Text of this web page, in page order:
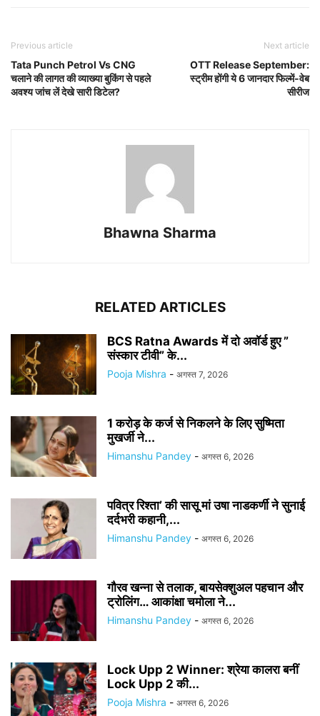
Previous article
Tata Punch Petrol Vs CNG
चलाने की लागत की व्याख्या बुकिंग से पहले
अवश्य जांच लें देखे सारी डिटेल?
Next article
OTT Release September:
स्ट्रीम होंगी ये 6 जानदार फिल्में-वेब
सीरीज
Bhawna Sharma
RELATED ARTICLES
BCS Ratna Awards में दो अवॉर्ड हुए ”
संस्कार टीवी” के...
Pooja Mishra - अगस्त 7, 2026
1 करोड़ के कर्ज से निकलने के लिए सुष्मिता
मुखर्जी ने...
Himanshu Pandey - अगस्त 6, 2026
पवित्र रिश्ता’ की सासू मां उषा नाडकर्णी ने सुनाई
दर्दभरी कहानी,...
Himanshu Pandey - अगस्त 6, 2026
गौरव खन्ना से तलाक, बायसेक्शुअल पहचान और
ट्रोलिंग… आकांक्षा चमोला ने...
Himanshu Pandey - अगस्त 6, 2026
Lock Upp 2 Winner: श्रेया कालरा बनीं
Lock Upp 2 की...
Pooja Mishra - अगस्त 6, 2026